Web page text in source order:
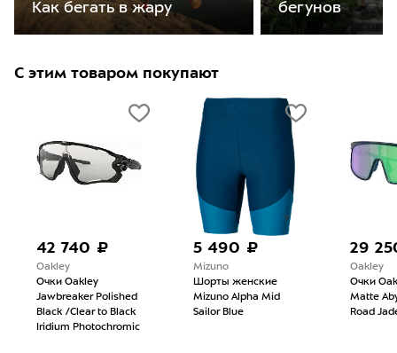
Как бегать в жару бегунов
С этим товаром покупают
42 740 ₽
Oakley
Очки Oakley
Jawbreaker Polished
Black /Clear to Black
Iridium Photochromic
5 490 ₽
Mizuno
Шорты женские
Mizuno Alpha Mid
Sailor Blue
29
Oakley
Очки
Matte
Road